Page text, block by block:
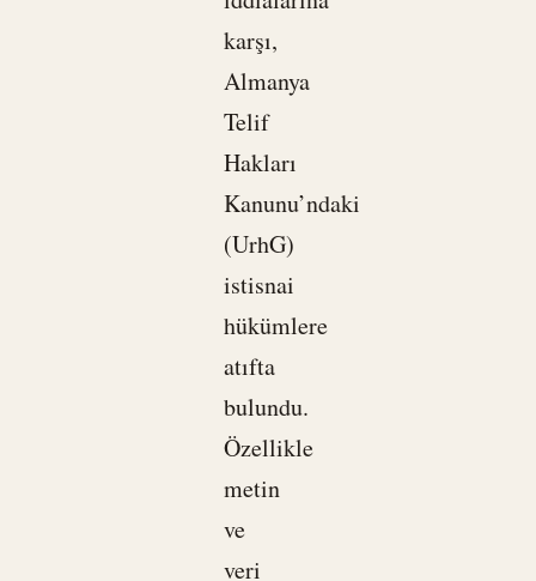
karşı,
Almanya
Telif
Hakları
Kanunu’ndaki
(UrhG)
istisnai
hükümlere
atıfta
bulundu.
Özellikle
metin
ve
veri